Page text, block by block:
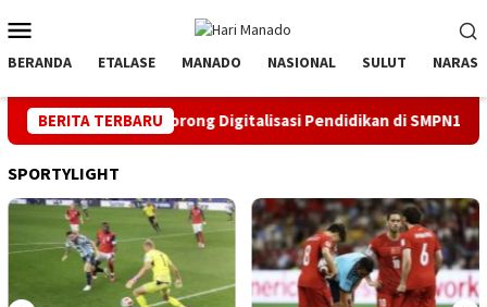
ke
kontenMobile
BERANDA ETALASE MANADO NASIONAL SULUT NARASI
BERITA TERBARU
ke 81 RI, PLN Dorong Digitalisasi Pendidikan di SMPN1 Palu
SPORTYLIGHT